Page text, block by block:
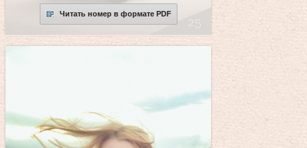
Читать номер в формате PDF